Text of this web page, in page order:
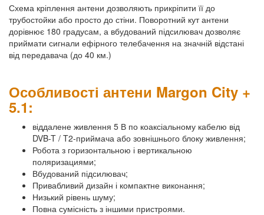
Схема кріплення антени дозволяють прикріпити її до
трубостойки або просто до стіни. Поворотний кут антени
дорівнює 180 градусам, а вбудований підсилювач дозволяє
приймати сигнали ефірного телебачення на значній відстані
від передавача (до 40 км.)
Особливості антени Margon City +
5.1:
віддалене живлення 5 В по коаксіальному кабелю від
DVB-T / T2-приймача або зовнішнього блоку живлення;
Робота з горизонтальною і вертикальною
поляризациями;
Вбудований підсилювач;
Привабливий дизайн і компактне виконання;
Низький рівень шуму;
Повна сумісність з іншими пристроями.